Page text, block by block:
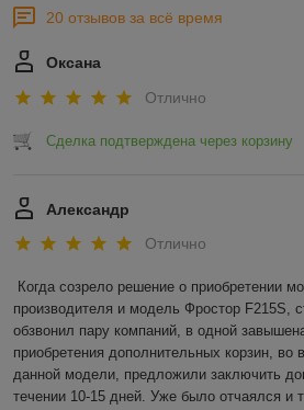
20 отзывов за всё время
Оксана
Отлично
Сделка подтверждена через корзину
Александр
Отлично
Когда созрело решение о приобретении
производителя и модель Фростор F215S,
обзвонил пару компаний, в одной
приобретения дополнительных корзин, во
данной модели, предложили заключить
течении 10-15 дней. Уже было отчаялся и